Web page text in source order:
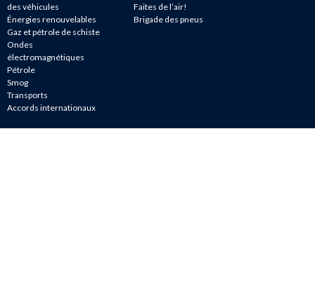
des véhicules
Énergies renouvelables
Gaz et pétrole de schiste
Ondes
électromagnétiques
Pétrole
Smog
Transports
Accords internationaux
Faites de l’air!
Brigade des pneus